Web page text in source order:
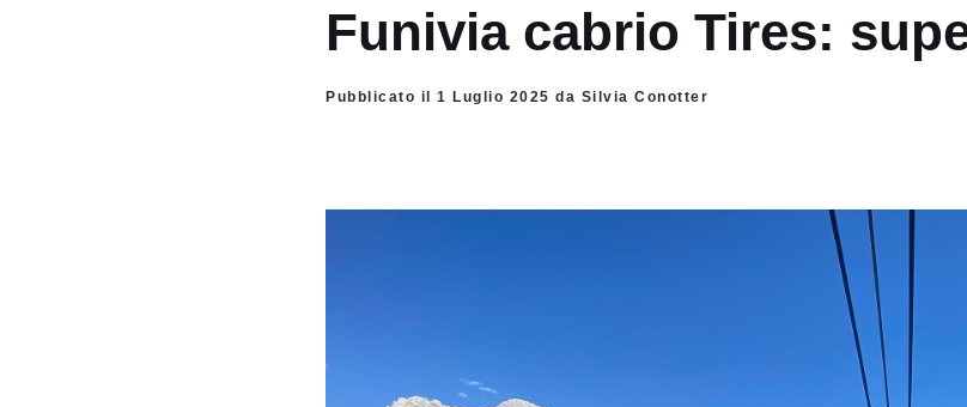
Funivia cabrio Tires:
Pubblicato il 1 Luglio 2025 da Silvia Conotter